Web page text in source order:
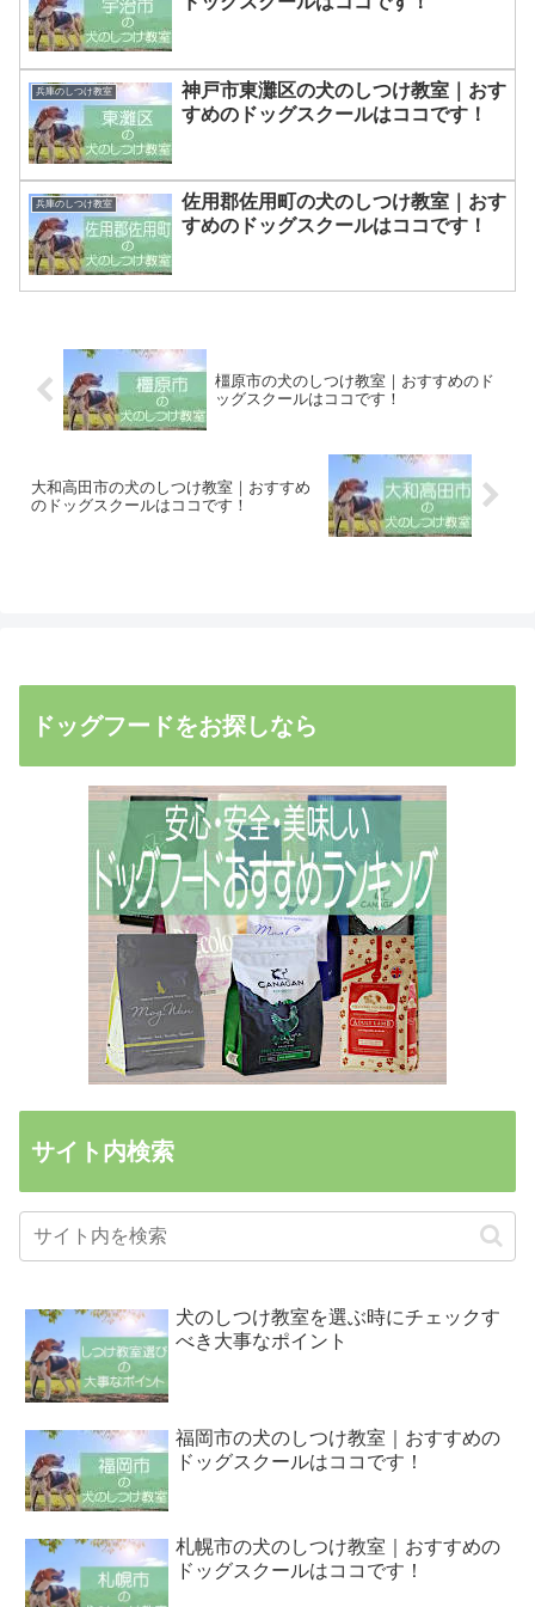
兵庫のしつけ教室
神戸市東灘区の犬のしつけ教室｜おす
すめのドッグスクールはココです！
兵庫のしつけ教室
佐用郡佐用町の犬のしつけ教室｜おす
すめのドッグスクールはココです！
橿原市の犬のしつけ教室｜おすすめのド
ッグスクールはココです！
大和高田市の犬のしつけ教室｜おすすめ
のドッグスクールはココです！
ドッグフードをお探しなら
サイト内検索
犬のしつけ教室を選ぶ時にチェックす
べき大事なポイント
福岡市の犬のしつけ教室｜おすすめの
ドッグスクールはココです！
札幌市の犬のしつけ教室｜おすすめの
ドッグスクールはココです！